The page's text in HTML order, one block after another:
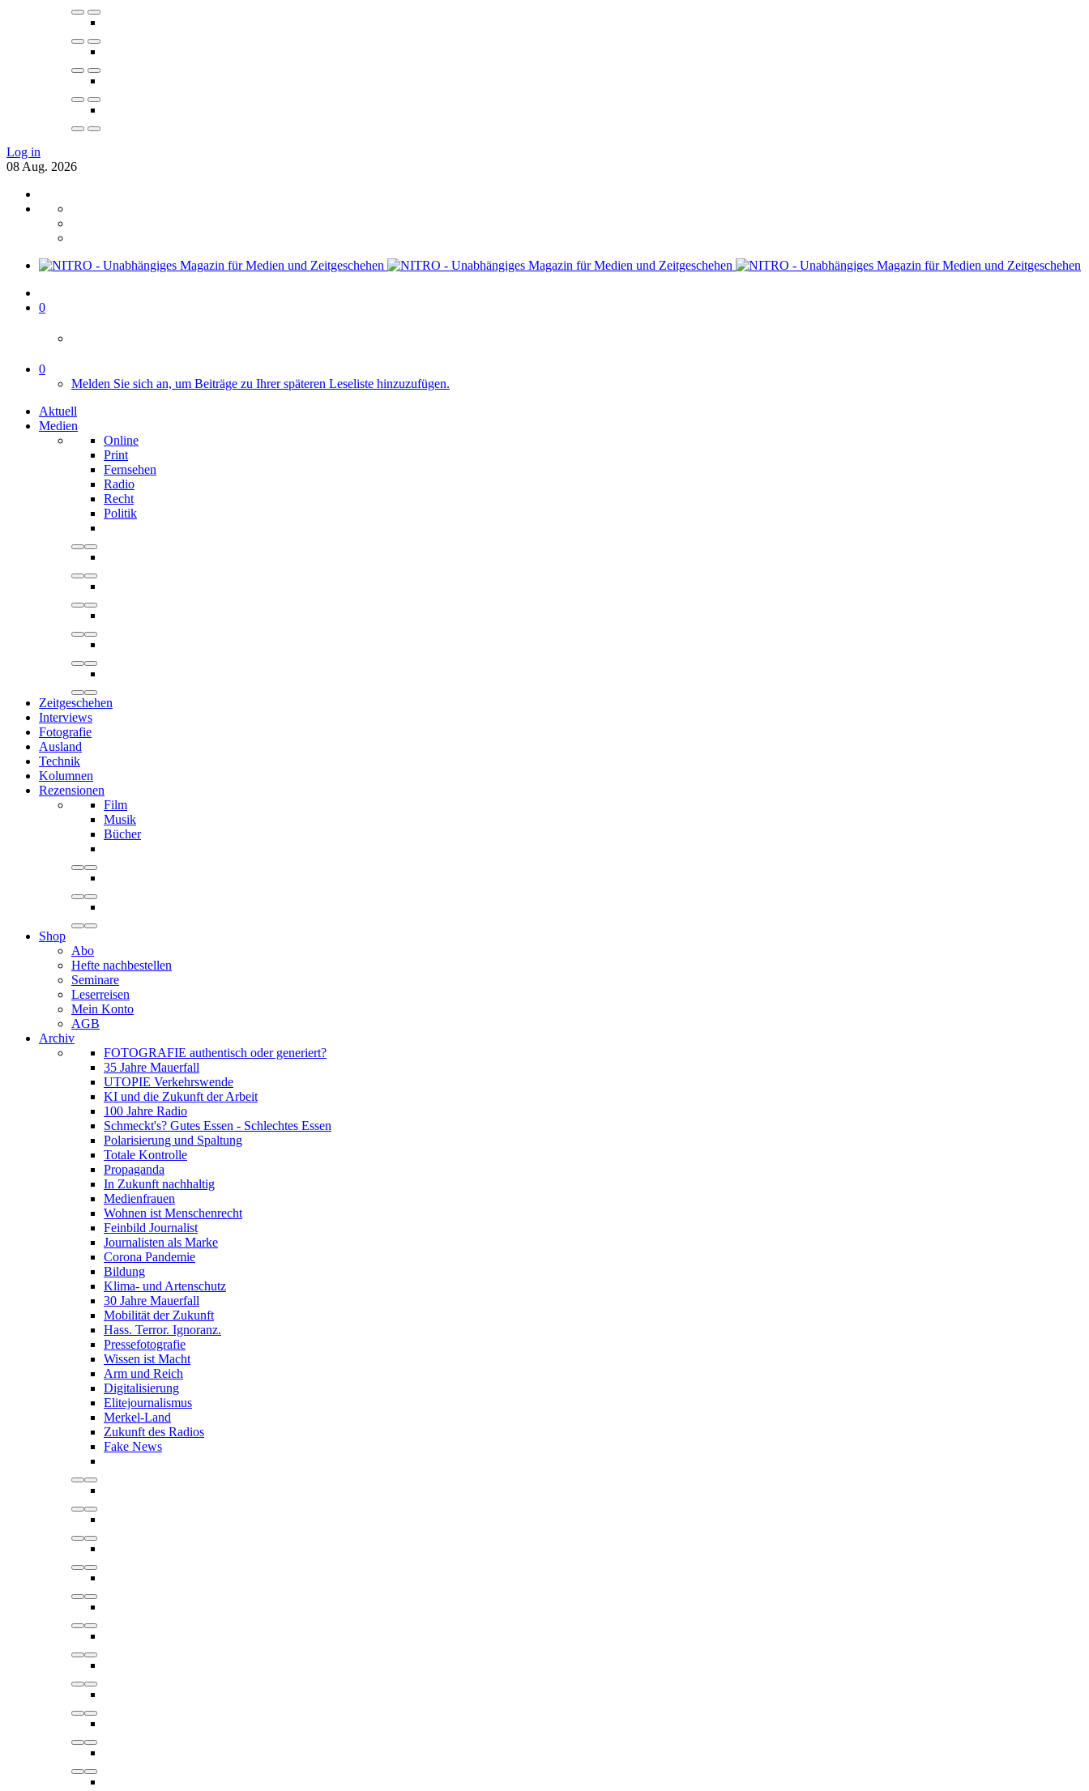
Log in
08 Aug. 2026
0
0
Melden Sie sich an, um Beiträge zu Ihrer späteren Leseliste hinzuzufügen.
Aktuell
Medien
Online
Print
Fernsehen
Radio
Recht
Politik
Zeitgeschehen
Interviews
Fotografie
Ausland
Technik
Kolumnen
Rezensionen
Film
Musik
Bücher
Shop
Abo
Hefte nachbestellen
Seminare
Leserreisen
Mein Konto
AGB
Archiv
FOTOGRAFIE authentisch oder generiert?
35 Jahre Mauerfall
UTOPIE Verkehrswende
KI und die Zukunft der Arbeit
100 Jahre Radio
Schmeckt's? Gutes Essen - Schlechtes Essen
Polarisierung und Spaltung
Totale Kontrolle
Propaganda
In Zukunft nachhaltig
Medienfrauen
Wohnen ist Menschenrecht
Feinbild Journalist
Journalisten als Marke
Corona Pandemie
Bildung
Klima- und Artenschutz
30 Jahre Mauerfall
Mobilität der Zukunft
Hass. Terror. Ignoranz.
Pressefotografie
Wissen ist Macht
Arm und Reich
Digitalisierung
Elitejournalismus
Merkel-Land
Zukunft des Radios
Fake News